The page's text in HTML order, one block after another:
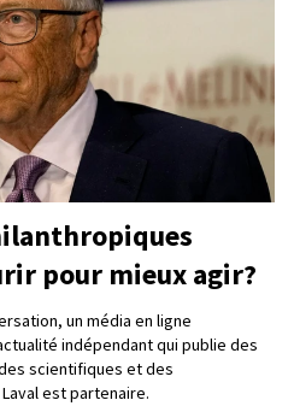
pour mieux agir?
un média en ligne
indépendant qui publie des
scientifiques et des
est partenaire.